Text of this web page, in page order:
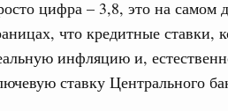
цифра – 3,8, это на самом
что кредитные
инфляцию и,
ставку Центрального
в сфере строительства
Более 130
построено под